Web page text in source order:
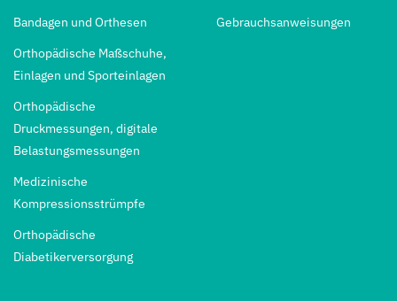
Bandagen und Orthesen
Orthopädische Maßschuhe,
Einlagen und Sporteinlagen
Orthopädische
Druckmessungen, digitale
Belastungsmessungen
Medizinische
Kompressionsstrümpfe
Orthopädische
Diabetikerversorgung
Gebrauchsanweisungen